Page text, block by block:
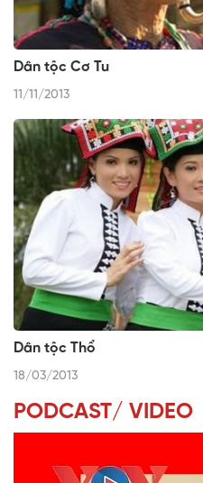
Dân tộc Cơ Tu
11/11/2013
Dân tộc Thổ
18/03/2013
PODCAST/ VIDEO